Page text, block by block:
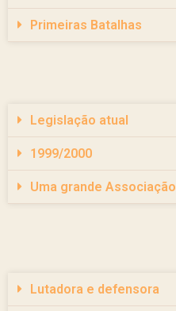
Primeiras Batalhas
Legislação atual
1999/2000
Uma grande Associação
Lutadora e defensora